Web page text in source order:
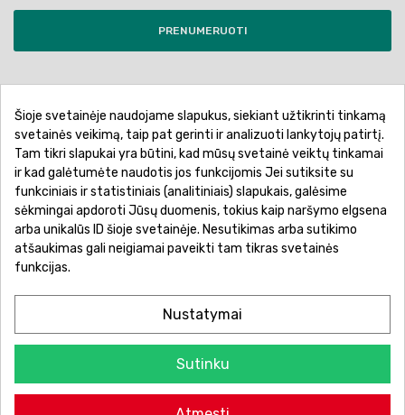
PRENUMERUOTI
Pirkimo sąlygos ir taisyklės
Privatumo politika
Garantinis aptarnavimas
Prekių pristatymas
Prekių grąžinimas
Atsiskaitymo būdai
Šioje svetainėje naudojame slapukus, siekiant užtikrinti tinkamą
svetainės veikimą, taip pat gerinti ir analizuoti lankytojų patirtį.
Tam tikri slapukai yra būtini, kad mūsų svetainė veiktų tinkamai
ir kad galėtumėte naudotis jos funkcijomis Jei sutiksite su
funkciniais ir statistiniais (analitiniais) slapukais, galėsime
sėkmingai apdoroti Jūsų duomenis, tokius kaip naršymo elgsena
arba unikalūs ID šioje svetainėje. Nesutikimas arba sutikimo
atšaukimas gali neigiamai paveikti tam tikras svetainės
funkcijas.
Nustatymai
Sutinku